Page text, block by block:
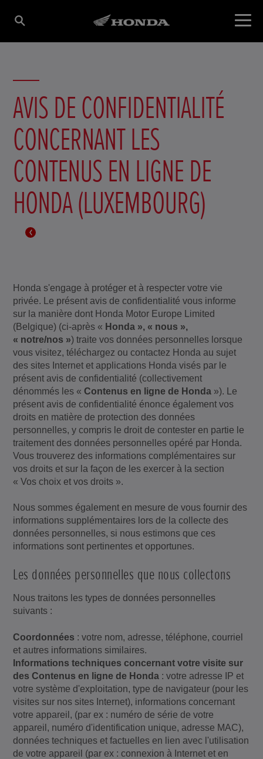
AVIS DE CONFIDENTIALITÉ
CONCERNANT LES
CONTENUS EN LIGNE DE
HONDA (LUXEMBOURG)
Honda s'engage à protéger et à respecter votre vie
privée. Le présent avis de confidentialité vous informe
sur la manière dont Honda Motor Europe Limited
(Belgique) (ci-après « Honda », « nous »,
« notre/nos ») traite vos données personnelles lorsque
vous visitez, téléchargez ou contactez Honda au sujet
des sites Internet et applications Honda visés par le
présent avis de confidentialité (collectivement
dénommés les «Contenus en ligne de Honda »). Le
présent avis de confidentialité énonce également vos
droits en matière de protection des données
personnelles, y compris le droit de contester en partie le
traitement des données personnelles opéré par Honda.
Vous trouverez des informations complémentaires sur
vos droits et sur la façon de les exercer à la section
« Vos choix et vos droits ».
Nous sommes également en mesure de vous fournir des
informations supplémentaires lors de la collecte des
données personnelles, si nous estimons que ces
informations sont pertinentes et opportunes.
Les données personnelles que nous collectons
Nous traitons les types de données personnelles
suivants :
Coordonnées : votre nom, adresse, téléphone, courriel
et autres informations similaires.
Informations techniques concernant votre visite sur
des Contenus en ligne de Honda : votre adresse IP et
votre système d'exploitation, type de navigateur (pour les
visites sur nos sites Internet), informations concernant
votre appareil, (par ex : numéro de série de votre
appareil, numéro d'identification unique, adresse MAC),
données techniques et factuelles en lien avec l'utilisation
de votre appareil (par ex : connexion à Internet et en